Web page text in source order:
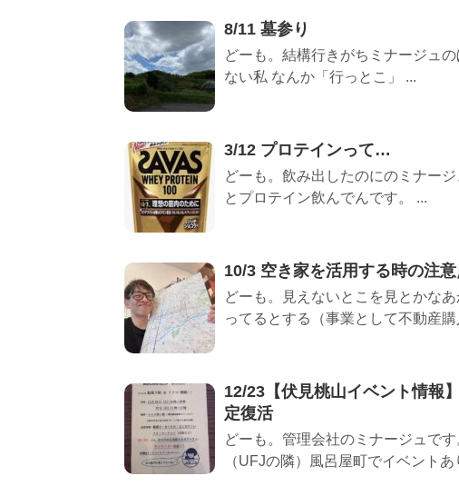
8/11 墓参り
どーも。結構行きがちミナージュ
ない私 なんか「行っとこ」 ...
3/12 プロテインって…
どーも。飲み出したのにのミナー
とプロテイン飲んでんです。 ...
10/3 空き家を活用する時の注意
どーも。見えないとこを見とかな
ってるとする（事業として不動産
12/23【伏見桃山イベント情報
定復活
どーも。管理会社のミナージュで
（UFJの隣）風呂屋町でイベントあ